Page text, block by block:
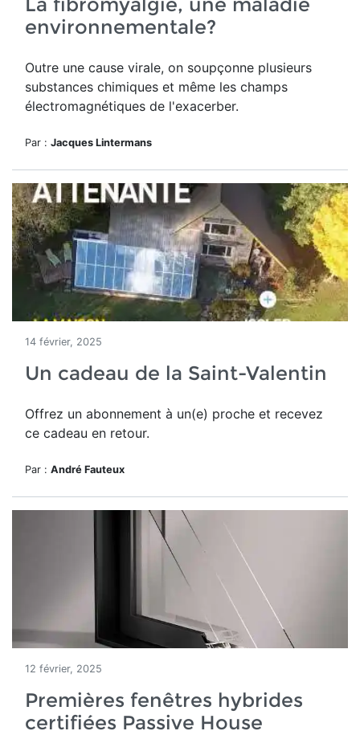
environnementale?
Outre une cause virale, on soupçonne plusieurs
substances chimiques et même les champs
électromagnétiques de l'exacerber.
Par : Jacques Lintermans
14 février, 2025
Un cadeau de la Saint-Valentin
Offrez un abonnement à un(e) proche et recevez
ce cadeau en retour.
Par : André Fauteux
12 février, 2025
Premières fenêtres hybrides
certifiées Passive House